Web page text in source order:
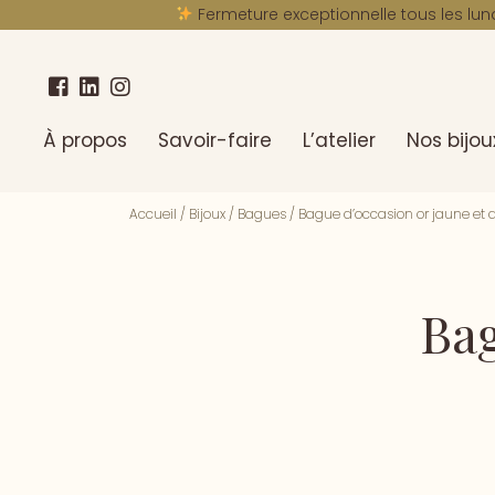
Fermeture exceptionnelle tous les
À propos Savoir-faire L’atelier Nos
Accueil / Bijoux / Bagues / Bague d’occasion or jaune et